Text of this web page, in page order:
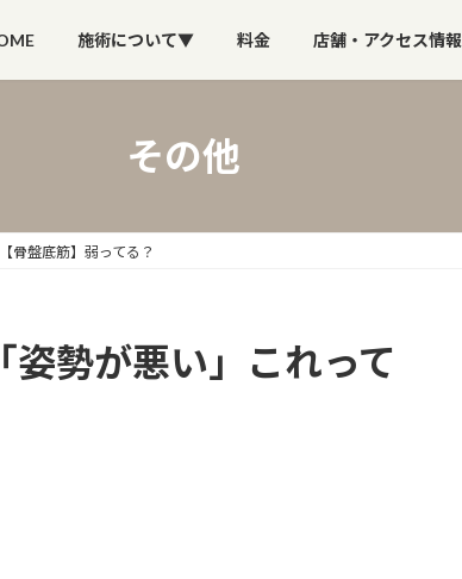
施術について▼ 料金 店舗・アクセス情報
その他
骨盤底筋】弱ってる？
姿勢が悪い」これって